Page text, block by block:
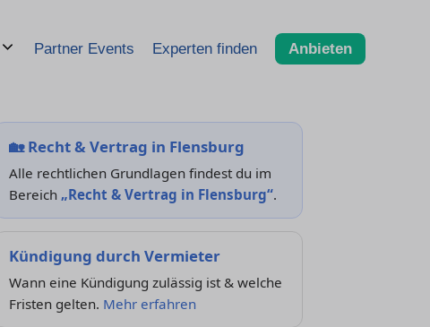
Partner Events Experten finden Anbieten
🏡Recht & Vertrag in Flensburg
Alle rechtlichen Grundlagen findest du im
Bereich „Recht & Vertrag in Flensburg“.
Kündigung durch Vermieter
Wann eine Kündigung zulässig ist & welche
Fristen gelten. Mehr erfahren